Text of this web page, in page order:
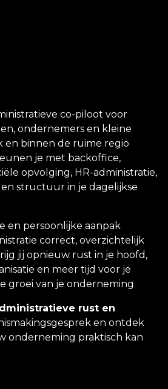
co-piloot voor
ondernemers en kleine
en binnen de ruime regio
je met backoffice,
opvolging, HR-administratie,
structuur in je dagelijkse
en persoonlijke aanpak
correct, overzichtelijk
jij opnieuw rust in je hoofd,
en meer tijd voor je
groei van je onderneming.
rust en
en ontdek
onderneming praktisch kan